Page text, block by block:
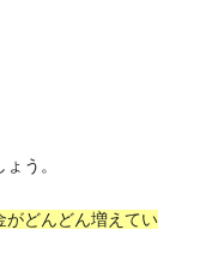
う。
がどんどん増えてい